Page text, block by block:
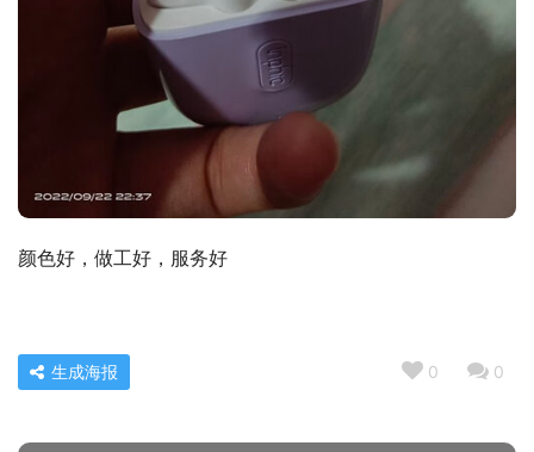
颜色好，做工好，服务好
0 0
生成海报